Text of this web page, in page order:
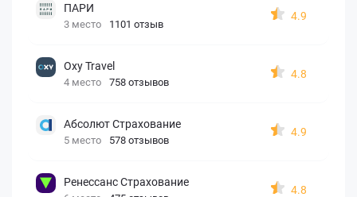
ПАРИ
3 место 1101 отзыв
4.9
Oxy Travel
4 место 758 отзывов
4.8
Абсолют Страхование
5 место 578 отзывов
4.9
Ренессанс Страхование
4.8